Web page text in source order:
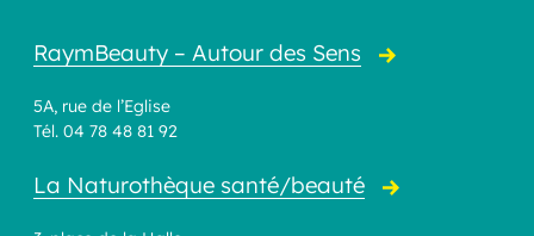
RaymBeauty – Autour des Sens
5A, rue de l’Eglise
Tél. 04 78 48 81 92
La Naturothèque santé/beauté